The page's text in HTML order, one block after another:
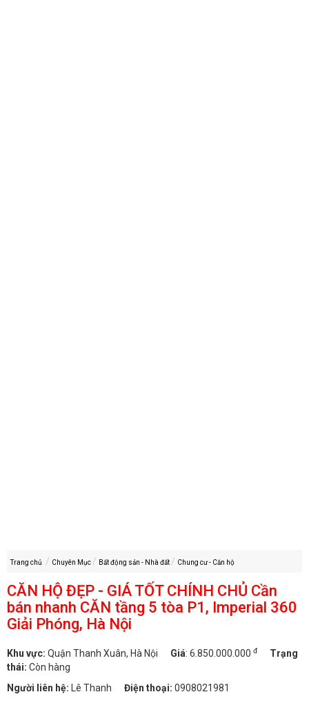
Trang chủ Chuyên Mục Bất động sản - Nhà đất Chung cư - Căn hộ
CĂN HỘ ĐẸP - GIÁ TỐT CHÍNH CHỦ Cần
bán nhanh CĂN tầng 5 tòa P1, Imperial 360
Giải Phóng, Hà Nội
Khu vực: Quận Thanh Xuân, Hà Nội Giá: 6.850.000.000 đ
Trạng
thái: Còn hàng
Người liên hệ: Lê Thanh Điện thoại: 0908021981